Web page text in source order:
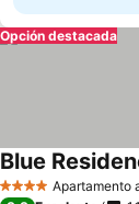
Opción destacada
4 EstrellasApartamento
Blue